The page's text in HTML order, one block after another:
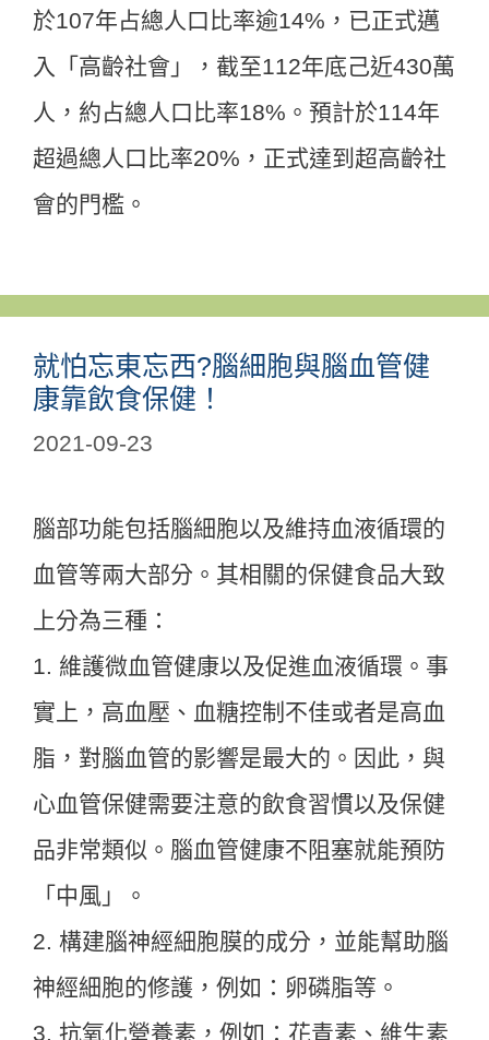
於107年占總人口比率逾14%，已正式邁
入「高齡社會」，截至112年底己近430萬
人，約占總人口比率18%。預計於114年
超過總人口比率20%，正式達到超高齡社
會的門檻。
就怕忘東忘西?腦細胞與腦血管健
康靠飲食保健！
2021-09-23
腦部功能包括腦細胞以及維持血液循環的
血管等兩大部分。其相關的保健食品大致
上分為三種：
1. 維護微血管健康以及促進血液循環。事
實上，高血壓、血糖控制不佳或者是高血
脂，對腦血管的影響是最大的。因此，與
心血管保健需要注意的飲食習慣以及保健
品非常類似。腦血管健康不阻塞就能預防
「中風」。
2. 構建腦神經細胞膜的成分，並能幫助腦
神經細胞的修護，例如：卵磷脂等。
3. 抗氧化營養素，例如：花青素、維生素